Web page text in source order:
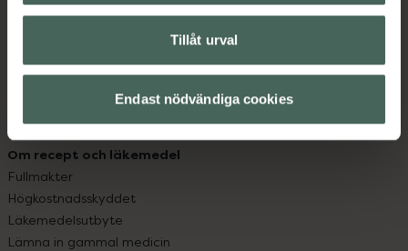
Tillåt urval
Endast nödvändiga cookies
Handla tryggt
Leverans, betalning och retur
Sajtens tillgänglighet
Köpvillkor
Om recept och läkemedel
Fullmakter
Högkostnadsskyddet
Läkemedelsutbyte
Lämna in gammal medicin